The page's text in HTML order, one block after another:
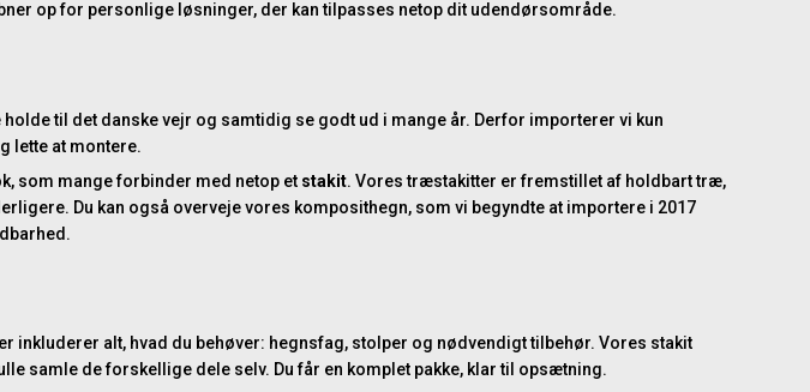
op for personlige løsninger, der kan tilpasses netop dit udendørsområde.
holde til det danske vejr og samtidig se godt ud i mange år. Derfor importerer vi kun
lette at montere.
som mange forbinder med netop et stakit. Vores træstakitter er fremstillet af holdbart træ,
Du kan også overveje vores komposithegn, som vi begyndte at importere i 2017
inkluderer alt, hvad du behøver: hegnsfag, stolper og nødvendigt tilbehør. Vores stakit
samle de forskellige dele selv. Du får en komplet pakke, klar til opsætning.